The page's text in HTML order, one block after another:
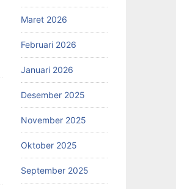
Maret 2026
Februari 2026
Januari 2026
Desember 2025
November 2025
Oktober 2025
September 2025